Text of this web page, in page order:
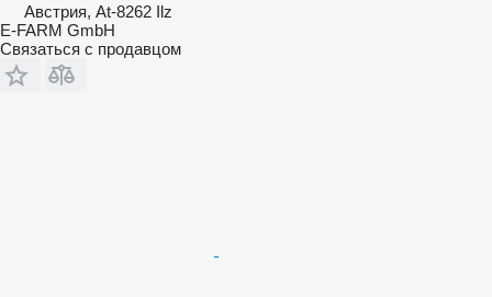
Австрия, At-8262 Ilz
E-FARM GmbH
Связаться с продавцом